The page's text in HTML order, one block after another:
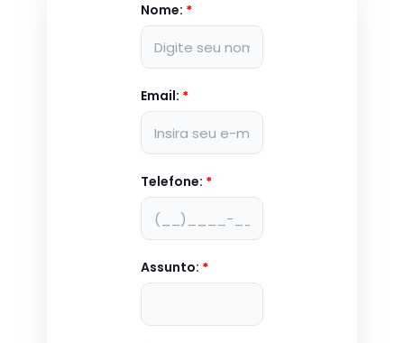
Nome: *
Email: *
Telefone: *
Assunto: *